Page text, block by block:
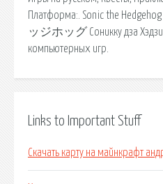
Платформа:. Sonic the
ッジホッグ Соникку дза
компьютерных игр.
Links to Important Stuff
Скачать карту на майнкрафт